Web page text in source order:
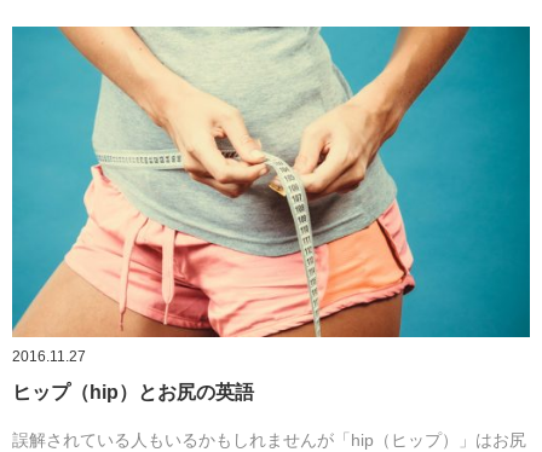
2016.11.27
ヒップ（hip）とお尻の英語
誤解されている人もいるかもしれませんが「hip（ヒップ）」はお尻